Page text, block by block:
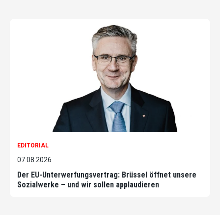
EDITORIAL
07.08.2026
Der EU-Unterwerfungsvertrag: Brüssel öffnet unsere
Sozialwerke – und wir sollen applaudieren